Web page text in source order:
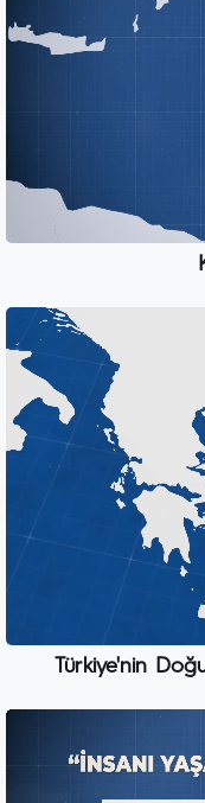
Türkiye'nin